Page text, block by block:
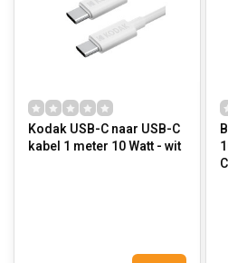
Kodak USB-C naar USB-C
kabel 1 meter 10 Watt - wit